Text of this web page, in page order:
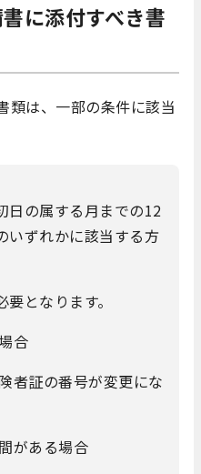
に添付すべき書
類は、一部の条件に該当
日の属する月までの12
ずれかに該当する方
となります。
合
者証の番号が変更にな
がある場合